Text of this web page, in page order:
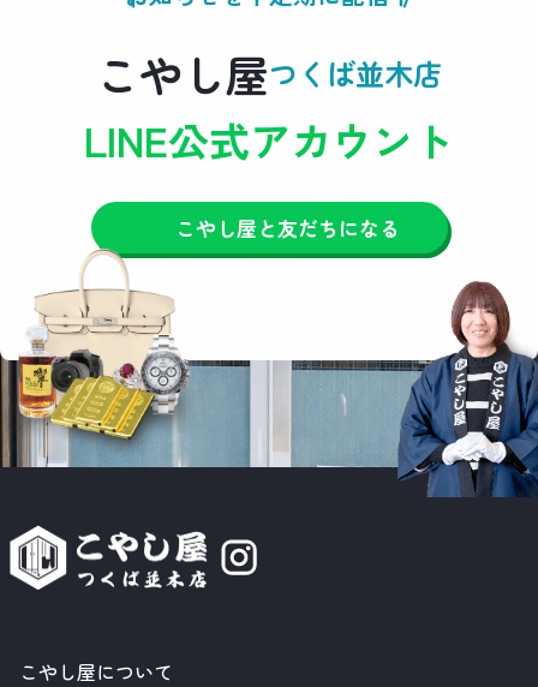
こやし屋つくば並木店
LINE公式アカウント
こやし屋と友だちになる
こやし屋について